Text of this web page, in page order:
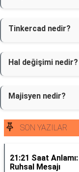
Tinkercad nedir?
Hal değişimi nedir?
Majisyen nedir?
SON YAZILAR
21:21 Saat
Ruhsal Mesajı